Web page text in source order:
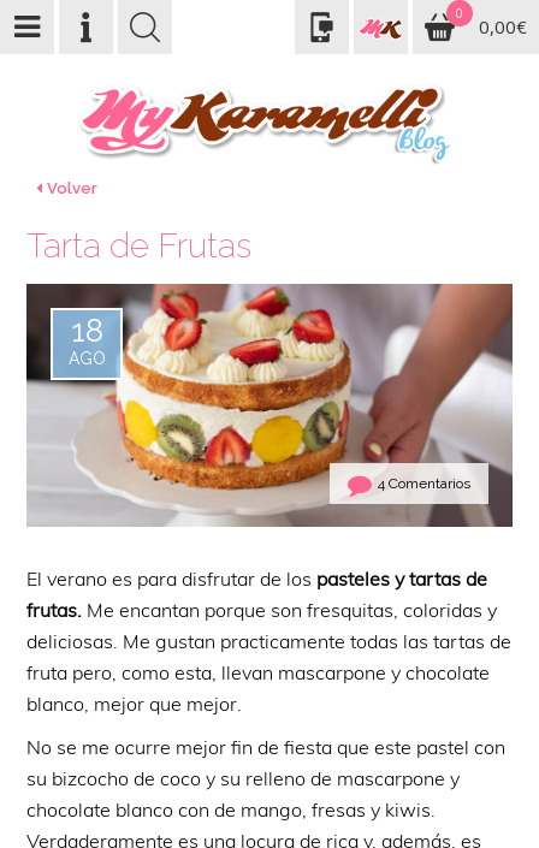
0
0,00€
Volver
Tarta de Frutas
18
AGO
4 Comentarios
El verano es para disfrutar de los pasteles y tartas de
frutas. Me encantan porque son fresquitas, coloridas y
deliciosas. Me gustan practicamente todas las tartas de
fruta pero, como esta, llevan mascarpone y chocolate
blanco, mejor que mejor.
No se me ocurre mejor fin de fiesta que este pastel con
su bizcocho de coco y su relleno de mascarpone y
chocolate blanco con de mango, fresas y kiwis.
Verdaderamente es una locura de rica y, además, es